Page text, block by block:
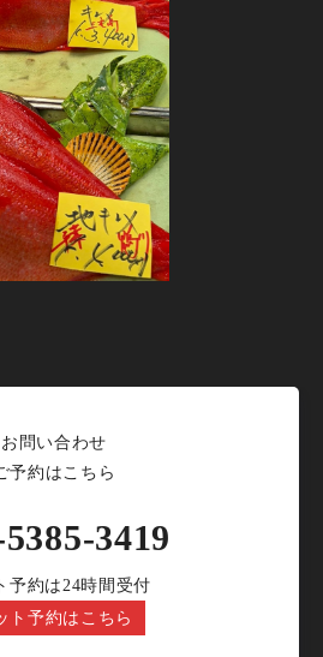
お問い合わせ
予約はこちら
3419
予約は24時間受付
ト予約はこちら